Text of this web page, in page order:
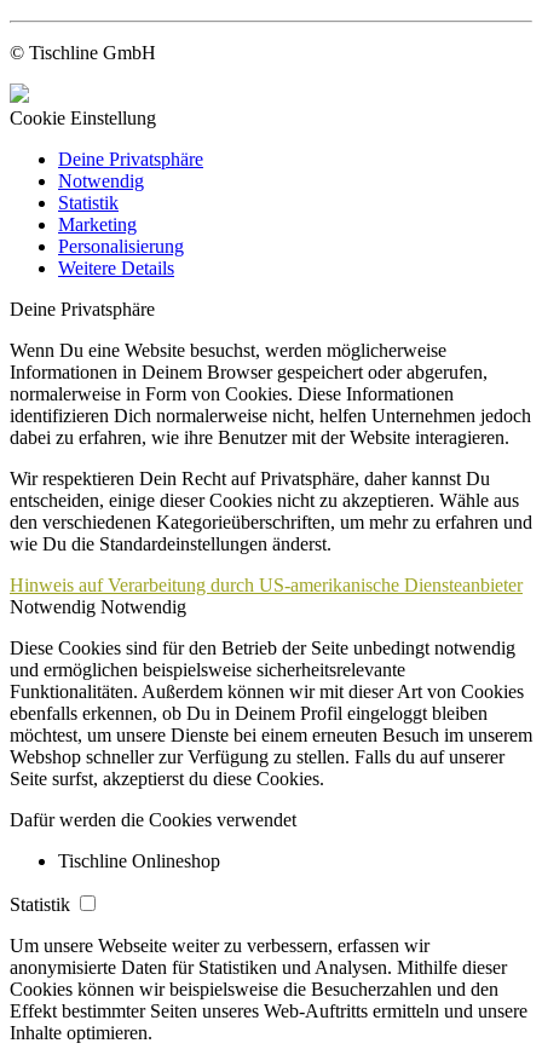
© Tischline GmbH
Cookie Einstellung
Deine Privatsphäre
Notwendig
Statistik
Marketing
Personalisierung
Weitere Details
Deine Privatsphäre
Wenn Du eine Website besuchst, werden möglicherweise
Informationen in Deinem Browser gespeichert oder abgerufen,
normalerweise in Form von Cookies. Diese Informationen
identifizieren Dich normalerweise nicht, helfen Unternehmen jedoch
dabei zu erfahren, wie ihre Benutzer mit der Website interagieren.
Wir respektieren Dein Recht auf Privatsphäre, daher kannst Du
entscheiden, einige dieser Cookies nicht zu akzeptieren. Wähle aus
den verschiedenen Kategorieüberschriften, um mehr zu erfahren und
wie Du die Standardeinstellungen änderst.
Hinweis auf Verarbeitung durch US-amerikanische Diensteanbieter
Notwendig Notwendig
Diese Cookies sind für den Betrieb der Seite unbedingt notwendig
und ermöglichen beispielsweise sicherheitsrelevante
Funktionalitäten. Außerdem können wir mit dieser Art von Cookies
ebenfalls erkennen, ob Du in Deinem Profil eingeloggt bleiben
möchtest, um unsere Dienste bei einem erneuten Besuch im unserem
Webshop schneller zur Verfügung zu stellen. Falls du auf unserer
Seite surfst, akzeptierst du diese Cookies.
Dafür werden die Cookies verwendet
Tischline Onlineshop
Statistik
Um unsere Webseite weiter zu verbessern, erfassen wir
anonymisierte Daten für Statistiken und Analysen. Mithilfe dieser
Cookies können wir beispielsweise die Besucherzahlen und den
Effekt bestimmter Seiten unseres Web-Auftritts ermitteln und unsere
Inhalte optimieren.